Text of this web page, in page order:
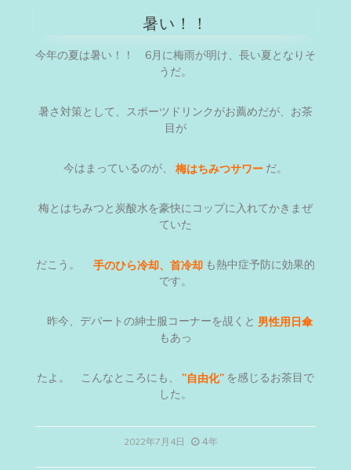
暑い！！
今年の夏は暑い！！ 6月に梅雨が明け、長い夏となりそ
うだ。
暑さ対策として、スポーツドリンクがお薦めだが、お茶
目が
今はまっているのが、 梅はちみつサワー だ。
梅とはちみつと炭酸水を豪快にコップに入れてかきまぜ
ていた
だこう。 手のひら冷却、首冷却 も熱中症予防に効果的
です。
昨今、デパートの紳士服コーナーを覘くと 男性用日傘
もあっ
たよ。 こんなところにも、 ”自由化” を感じるお茶目で
した。
2022年7月4日 4年